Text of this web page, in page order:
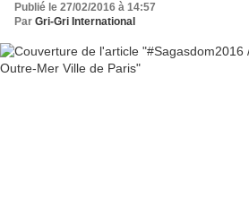
Publié le 27/02/2016 à 14:57
Par Gri-Gri International